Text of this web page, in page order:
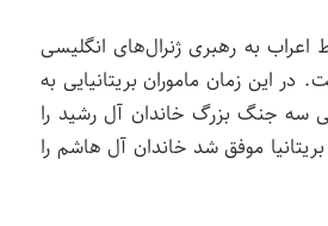
به رهبری ژنرال‌­های انگلیسی
این زمان ماموران بریتانیایی به
سه جنگ بزرگ خاندان آل رشید را
موفق شد خاندان آل هاشم را